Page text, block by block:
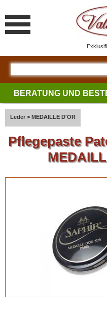
BERATUNG UND
Leder > MEDAILLE D'OR
Pflegepaste